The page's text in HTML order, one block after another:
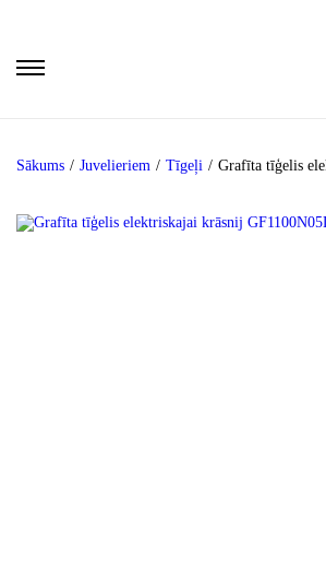
Sākums / Juvelieriem / Tīgeļi / Grafīta tīģelis